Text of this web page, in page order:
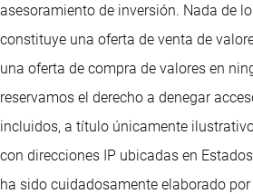
asesoramiento de inversión. Nada de
constituye una oferta de venta de
una oferta de compra de valores en
reservamos el derecho a denegar
incluidos, a título únicamente
con direcciones IP ubicadas en
ha sido cuidadosamente elaborado